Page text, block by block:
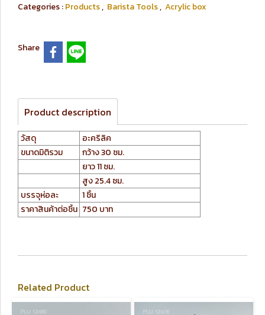
Categories :Products, Barista Tools, Acrylic box
Share
Product description
วัสดุ
อะคริลิค
ขนาดมิติรวม
กว้าง 30 ซม.
ยาว 11 ซม.
สูง 25.4 ซม.
บรรจุห่อละ
1 ชิ้น
ราคาสินค้าต่อชิ้น 750 บาท
Related Product